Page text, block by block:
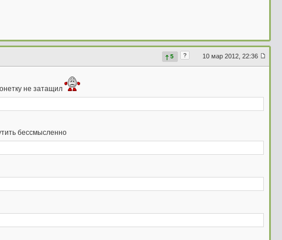
10 мар 2012, 22:36
?
5
не затащил
бессмысленно